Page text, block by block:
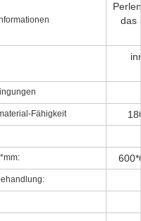
das
Fähigkeit